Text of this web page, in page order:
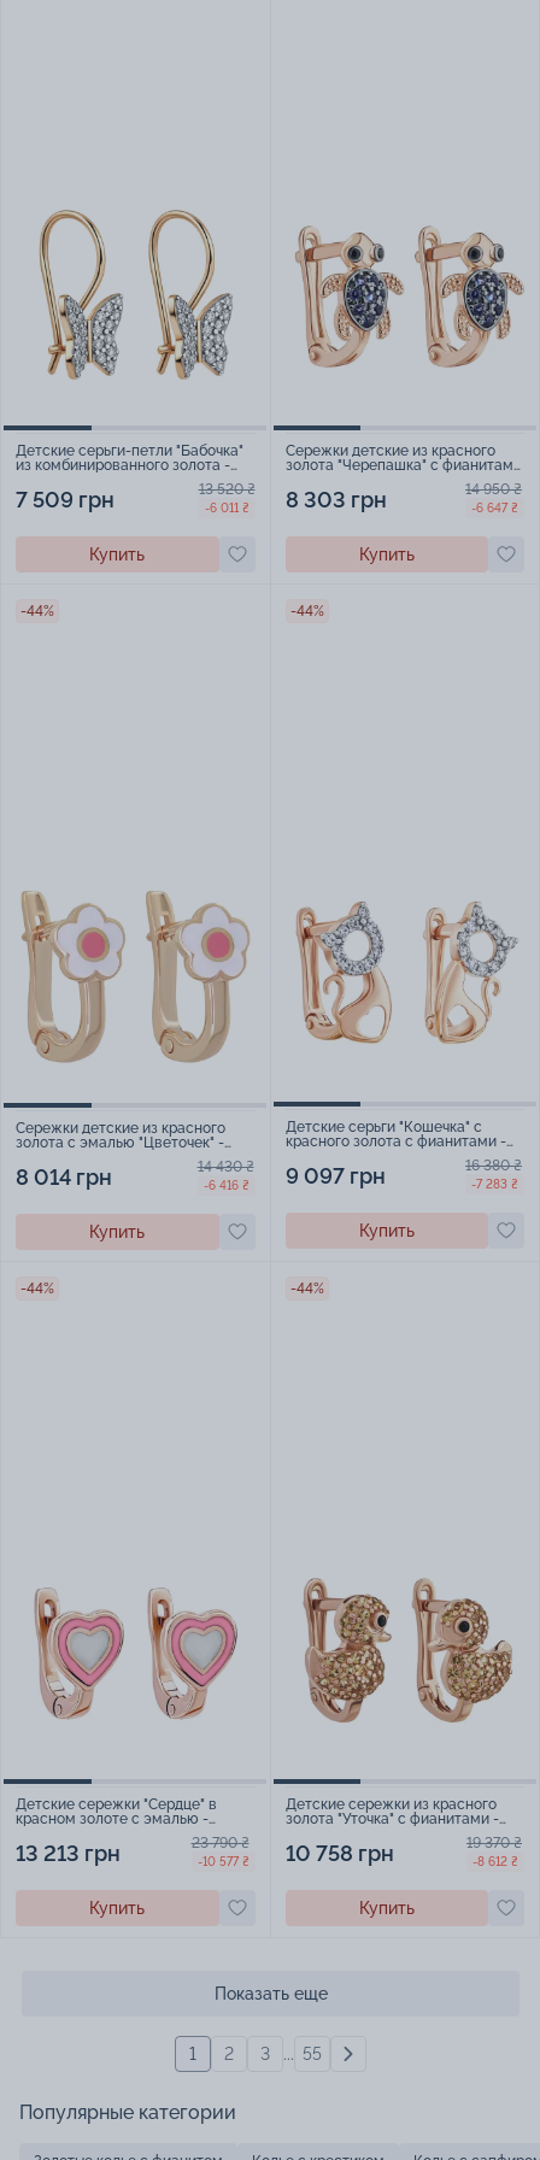
Детские серьги-петли "Бабочка"
из комбинированного золота -
7 509 грн 13 520 ₴
-6 011 ₴
Купить
Сережки детские из красного
золота "Черепашка" с фианитами
8 303 грн 14 950 ₴
-6 647 ₴
Купить
-44%
Сережки детские из красного
золота с эмалью "Цветочек" -
8 014 грн 14 430 ₴
-6 416 ₴
Купить
-44%
Детские серьги "Кошечка" с
красного золота с фианитами -
9 097 грн 16 380 ₴
-7 283 ₴
Купить
-44%
Детские сережки "Сердце" в
красном золоте с эмалью -
13 213 грн 23 790 ₴
-10 577 ₴
Купить
-44%
Детские сережки из красного
золота "Уточка" с фианитами -
10 758 грн 19 370 ₴
-8 612 ₴
Купить
Показать еще
1 2 3 ... 55
Популярные категории